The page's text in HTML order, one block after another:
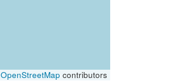
OpenStreetMap contributors